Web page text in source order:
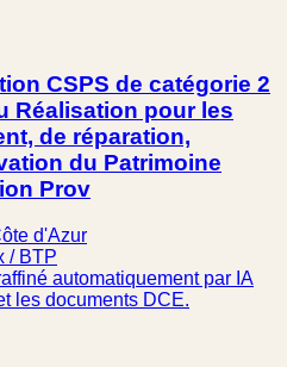
CSPS de catégorie 2
Réalisation pour les
de réparation,
du Patrimoine
Prov
d'Azur
/ BTP
automatiquement par IA
les documents DCE.